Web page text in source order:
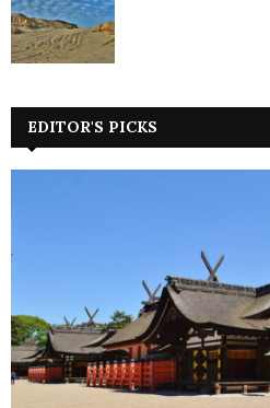
EDITOR'S PICKS